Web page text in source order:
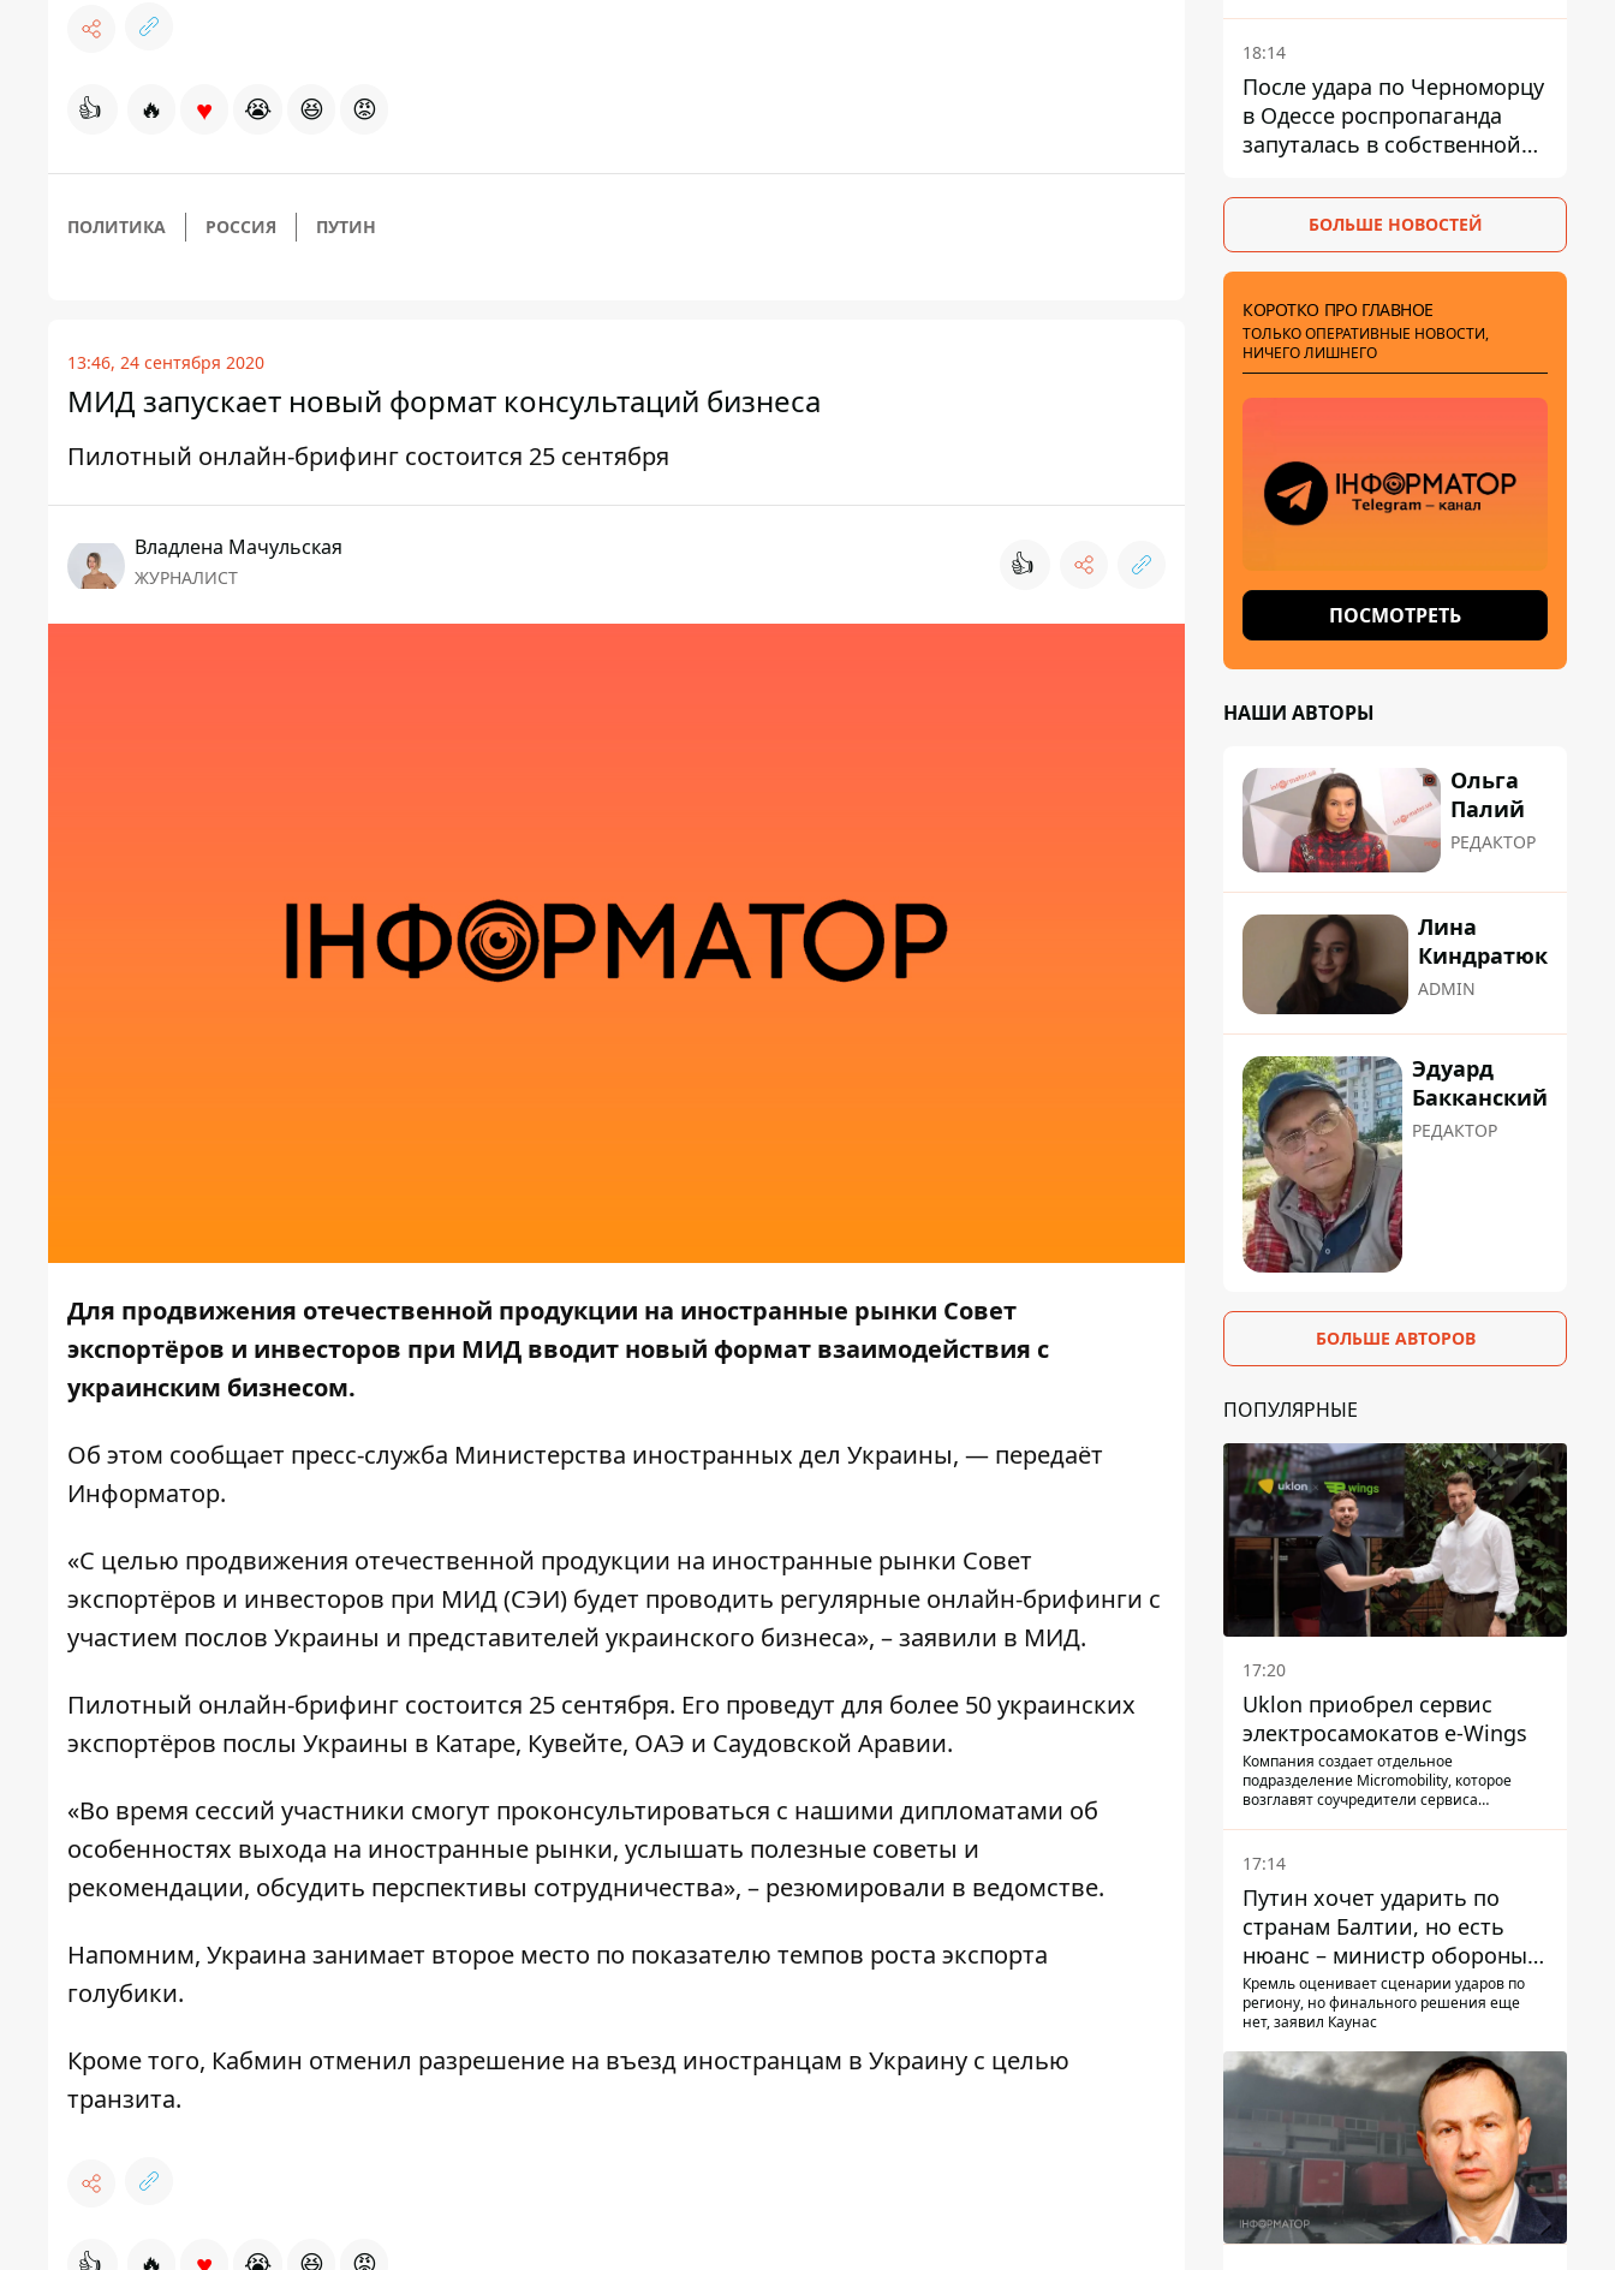
👍 🔥 ♥ 😭 😆 😡
ПОЛИТИКА РОССИЯ ПУТИН
13:46, 24 сентября 2020
МИД запускает новый формат консультаций бизнеса
Пилотный онлайн-брифинг состоится 25 сентября
Владлена Мачульская
ЖУРНАЛИСТ 👍
Для продвижения отечественной продукции на иностранные рынки Совет
экспортёров и инвесторов при МИД вводит новый формат взаимодействия с
украинским бизнесом.
Об этом сообщает пресс-служба Министерства иностранных дел Украины, — передаёт
Информатор.
«С целью продвижения отечественной продукции на иностранные рынки Совет
экспортёров и инвесторов при МИД (СЭИ) будет проводить регулярные онлайн-брифинги с
участием послов Украины и представителей украинского бизнеса», – заявили в МИД.
Пилотный онлайн-брифинг состоится 25 сентября. Его проведут для более 50 украинских
экспортёров послы Украины в Катаре, Кувейте, ОАЭ и Саудовской Аравии.
«Во время сессий участники смогут проконсультироваться с нашими дипломатами об
особенностях выхода на иностранные рынки, услышать полезные советы и
рекомендации, обсудить перспективы сотрудничества», – резюмировали в ведомстве.
Напомним, Украина занимает второе место по показателю темпов роста экспорта
голубики.
Кроме того, Кабмин отменил разрешение на въезд иностранцам в Украину с целью
транзита.
18:14
После удара по Черноморцу
в Одессе роспропаганда
запуталась в собственной
БОЛЬШЕ НОВОСТЕЙ
КОРОТКО ПРО ГЛАВНОЕ
ТОЛЬКО ОПЕРАТИВНЫЕ НОВОСТИ,
НИЧЕГО ЛИШНЕГО
ПОСМОТРЕТЬ
НАШИ АВТОРЫ
Ольга
Палий
РЕДАКТОР
Лина
Киндратюк
ADMIN
Эдуард
Бакканский
РЕДАКТОР
БОЛЬШЕ АВТОРОВ
ПОПУЛЯРНЫЕ
17:20
Uklon приобрел сервис
электросамокатов e-Wings
Компания создает отдельное
подразделение Micromobility, которое
возглавят соучредители сервиса
17:14
Путин хочет ударить по
странам Балтии, но есть
нюанс – министр обороны
Литвы сделал заявление
Кремль оценивает сценарии ударов по
региону, но финального решения еще
нет, заявил Каунас